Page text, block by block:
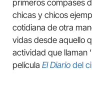
primeros compases
chicas y chicos
cotidiana de otra
vidas desde aquello
actividad que llaman
película El Diario del